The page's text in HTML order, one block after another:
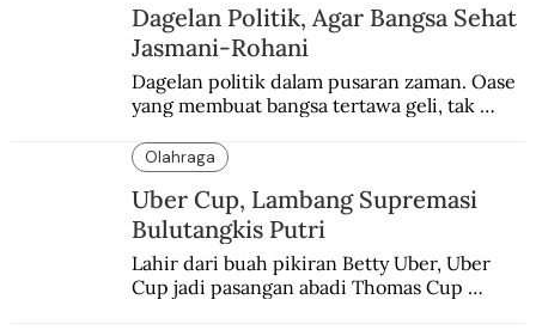
Dagelan Politik, Agar Bangsa Sehat
Jasmani-Rohani
Dagelan politik dalam pusaran zaman. Oase
yang membuat bangsa tertawa geli, tak
Olahraga
Uber Cup, Lambang Supremasi
Bulutangkis Putri
Lahir dari buah pikiran Betty Uber, Uber
Cup jadi pasangan abadi Thomas Cup